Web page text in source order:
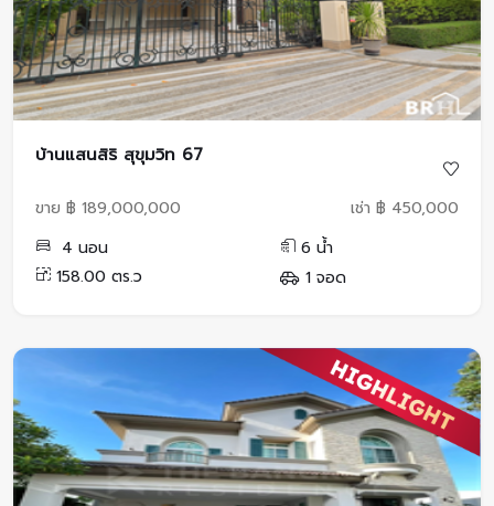
บ้านแสนสิริ สุขุมวิท 67
ขาย ฿ 189,000,000
เช่า ฿ 450,000
4 นอน
6 น้ำ
158.00 ตร.ว
1 จอด